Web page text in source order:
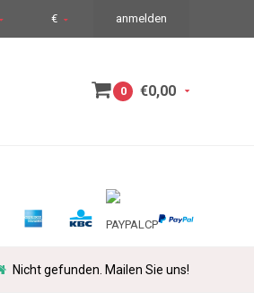
€ anmelden
0 €0,00
Nicht gefunden. Mailen Sie uns!